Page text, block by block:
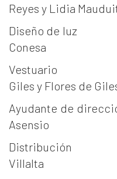
Reyes y Lidia
Diseño
Conesa
Giles y Flores de
Ayudante de
Asensio
Villalta